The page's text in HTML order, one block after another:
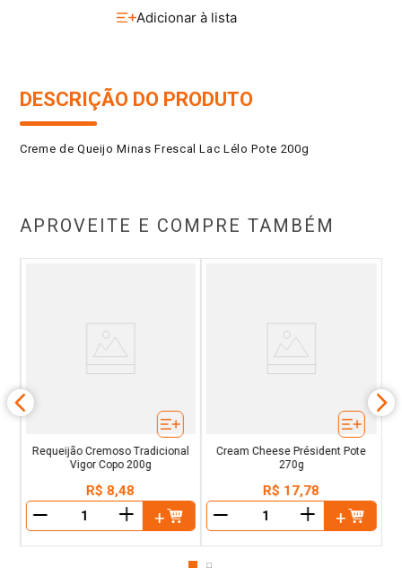
DESCRIÇÃO DO PRODUTO
Creme de Queijo Minas Frescal Lac Lélo Pote 200g
APROVEITE E COMPRE TAMBÉM
Requeijão Cremoso Tradicional
Vigor Copo 200g
R$ 8,48
＋
Cream Cheese Président Pote
270g
R$ 17,78
＋